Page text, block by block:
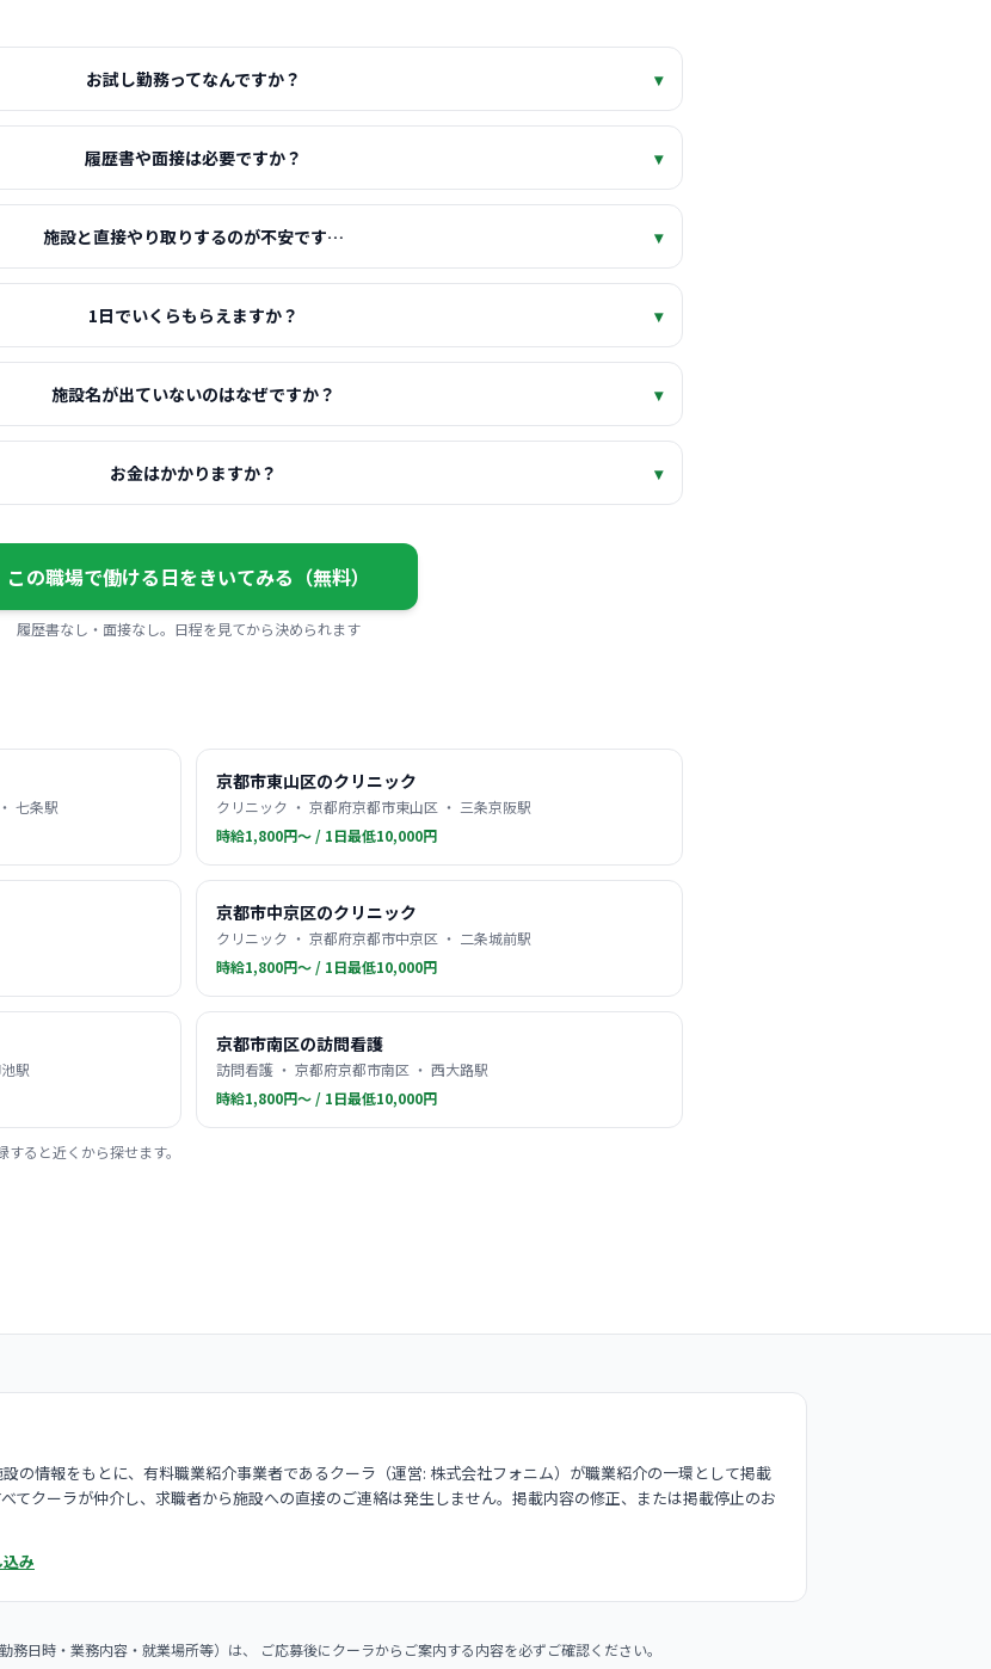
お試し勤務ってなんですか？ ▾
履歴書や面接は必要ですか？ ▾
施設と直接やり取りするのが不安です… ▾
1日でいくらもらえますか？ ▾
施設名が出ていないのはなぜですか？ ▾
お金はかかりますか？ ▾
この職場で働ける日をきいてみる（無料）
履歴書なし・面接なし。日程を見てから決められます
七条駅
京都市東山区のクリニック
クリニック ・ 京都府京都市東山区 ・ 三条京阪駅
時給1,800円〜 / 1日最低10,000円
京都市中京区のクリニック
クリニック ・ 京都府京都市中京区 ・ 二条城前駅
時給1,800円〜 / 1日最低10,000円
駅
京都市南区の訪問看護
訪問看護 ・ 京都府京都市南区 ・ 西大路駅
時給1,800円〜 / 1日最低10,000円
ると近くから探せます。
の情報をもとに、有料職業紹介事業者であるクーラ（運営: 株式会社フォニム）が職業紹介の一環として掲載
てクーラが仲介し、求職者から施設への直接のご連絡は発生しません。掲載内容の修正、または掲載停止のお
み
日時・業務内容・就業場所等）は、 ご応募後にクーラからご案内する内容を必ずご確認ください。